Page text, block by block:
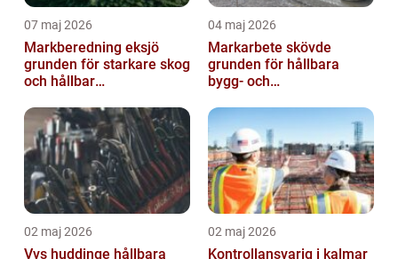
07 maj 2026
Markberedning eksjö
grunden för starkare skog
och hållbar
04 maj 2026
Markarbete skövde
grunden för hållbara
bygg- och
02 maj 2026
Vvs huddinge hållbara
02 maj 2026
Kontrollansvarig i kalmar